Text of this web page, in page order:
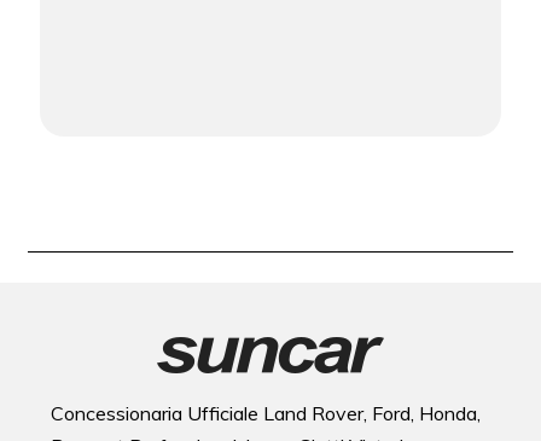
Concessionaria Ufficiale Land Rover, Ford, Honda,